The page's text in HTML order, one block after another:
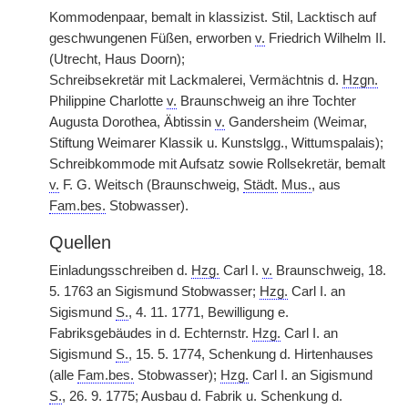
Kommodenpaar, bemalt in klassizist. Stil, Lacktisch auf
geschwungenen Füßen, erworben v. Friedrich Wilhelm II.
(Utrecht, Haus Doorn);
Schreibsekretär mit Lackmalerei, Vermächtnis d. Hzgn.
Philippine Charlotte v. Braunschweig an ihre Tochter
Augusta Dorothea, Äbtissin v. Gandersheim (Weimar,
Stiftung Weimarer Klassik u. Kunstslgg., Wittumspalais);
Schreibkommode mit Aufsatz sowie Rollsekretär, bemalt
v. F. G. Weitsch (Braunschweig, Städt. Mus., aus
Fam.bes. Stobwasser).
Quellen
Einladungsschreiben d. Hzg. Carl I. v. Braunschweig, 18.
5. 1763 an Sigismund Stobwasser; Hzg. Carl I. an
Sigismund S., 4. 11. 1771, Bewilligung e.
Fabriksgebäudes in d. Echternstr. Hzg. Carl I. an
Sigismund S., 15. 5. 1774, Schenkung d. Hirtenhauses
(alle Fam.bes. Stobwasser); Hzg. Carl I. an Sigismund
S., 26. 9. 1775; Ausbau d. Fabrik u. Schenkung d.